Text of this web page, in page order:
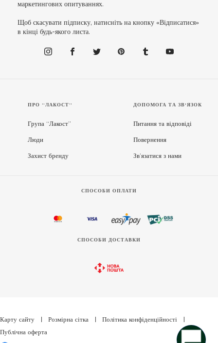
маркетингових опитуваннях.
Щоб скасувати підписку, натисніть на кнопку «Відписатися»
в кінці будь-якого листа.
ПРО “ЛАКОСТ”
Група “Лакост”
Люди
Захист бренду
ДОПОМОГА ТА ЗВ'ЯЗОК
Питання та відповіді
Повернення
Зв’язатися з нами
СПОСОБИ ОПЛАТИ
СПОСОБИ ДОСТАВКИ
Карту сайту Розмірна сітка Політика конфіденційності
Публічна оферта